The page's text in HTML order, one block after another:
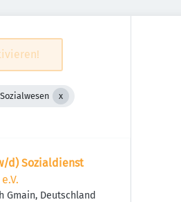
d) Sozialdienst
Gmain, Deutschland